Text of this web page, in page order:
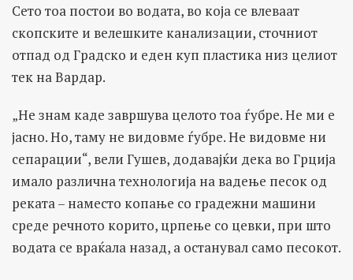
Сето тоа постои во водата, во која се влеваат
скопските и велешките канализации, сточниот
отпад од Градско и еден куп пластика низ целиот
тек на Вардар.
„Не знам каде завршува целото тоа ѓубре. Не ми е
јасно. Но, таму не видовме ѓубре. Не видовме ни
сепарации“, вели Гушев, додавајќи дека во Грција
имало различна технологија на вадење песок од
реката – наместо копање со градежни машини
среде речното корито, црпење со цевки, при што
водата се враќала назад, а останувал само песокот.